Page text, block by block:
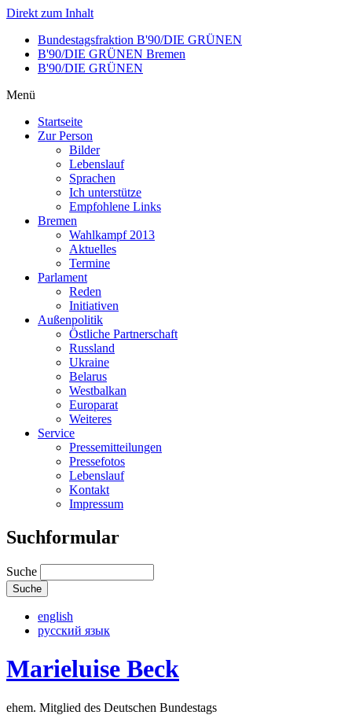
Direkt zum Inhalt
Bundestagsfraktion B'90/DIE GRÜNEN
B'90/DIE GRÜNEN Bremen
B'90/DIE GRÜNEN
Menü
Startseite
Zur Person
Bilder
Lebenslauf
Sprachen
Ich unterstütze
Empfohlene Links
Bremen
Wahlkampf 2013
Aktuelles
Termine
Parlament
Reden
Initiativen
Außenpolitik
Östliche Partnerschaft
Russland
Ukraine
Belarus
Westbalkan
Europarat
Weiteres
Service
Pressemitteilungen
Pressefotos
Lebenslauf
Kontakt
Impressum
Suchformular
Suche
english
русский язык
Marieluise Beck
ehem. Mitglied des Deutschen Bundestags